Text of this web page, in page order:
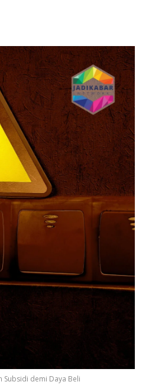
Subsidi demi Daya Beli